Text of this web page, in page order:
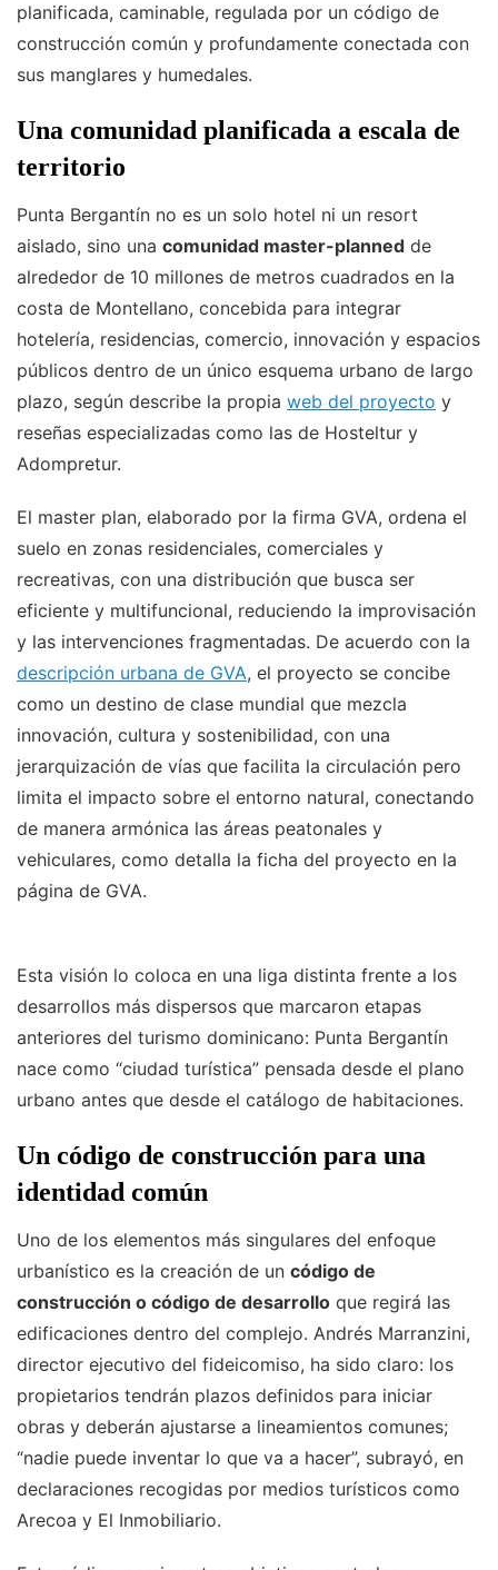
planificada, caminable, regulada por un código de
construcción común y profundamente conectada con
sus manglares y humedales.
Una comunidad planificada a escala de
territorio
Punta Bergantín no es un solo hotel ni un resort
aislado, sino una comunidad master-planned de
alrededor de 10 millones de metros cuadrados en la
costa de Montellano, concebida para integrar
hotelería, residencias, comercio, innovación y espacios
públicos dentro de un único esquema urbano de largo
plazo, según describe la propia web del proyecto y
reseñas especializadas como las de Hosteltur y
Adompretur.
El master plan, elaborado por la firma GVA, ordena el
suelo en zonas residenciales, comerciales y
recreativas, con una distribución que busca ser
eficiente y multifuncional, reduciendo la improvisación
y las intervenciones fragmentadas. De acuerdo con la
descripción urbana de GVA, el proyecto se concibe
como un destino de clase mundial que mezcla
innovación, cultura y sostenibilidad, con una
jerarquización de vías que facilita la circulación pero
limita el impacto sobre el entorno natural, conectando
de manera armónica las áreas peatonales y
vehiculares, como detalla la ficha del proyecto en la
página de GVA.
Esta visión lo coloca en una liga distinta frente a los
desarrollos más dispersos que marcaron etapas
anteriores del turismo dominicano: Punta Bergantín
nace como “ciudad turística” pensada desde el plano
urbano antes que desde el catálogo de habitaciones.
Un código de construcción para una
identidad común
Uno de los elementos más singulares del enfoque
urbanístico es la creación de un código de
construcción o código de desarrollo que regirá las
edificaciones dentro del complejo. Andrés Marranzini,
director ejecutivo del fideicomiso, ha sido claro: los
propietarios tendrán plazos definidos para iniciar
obras y deberán ajustarse a lineamientos comunes;
“nadie puede inventar lo que va a hacer”, subrayó, en
declaraciones recogidas por medios turísticos como
Arecoa y El Inmobiliario.